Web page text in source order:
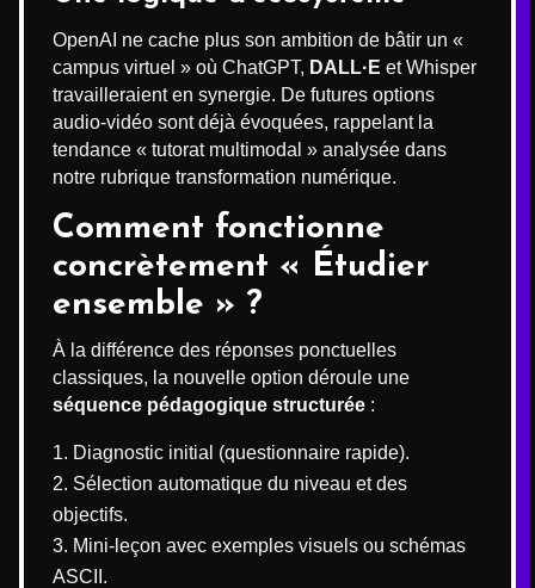
OpenAI ne cache plus son ambition de bâtir un «
campus virtuel » où ChatGPT, DALL·E et Whisper
travailleraient en synergie. De futures options
audio-vidéo sont déjà évoquées, rappelant la
tendance « tutorat multimodal » analysée dans
notre rubrique transformation numérique.
Comment fonctionne
concrètement « Étudier
ensemble » ?
À la différence des réponses ponctuelles
classiques, la nouvelle option déroule une
séquence pédagogique structurée :
Diagnostic initial (questionnaire rapide).
Sélection automatique du niveau et des
objectifs.
Mini-leçon avec exemples visuels ou schémas
ASCII.